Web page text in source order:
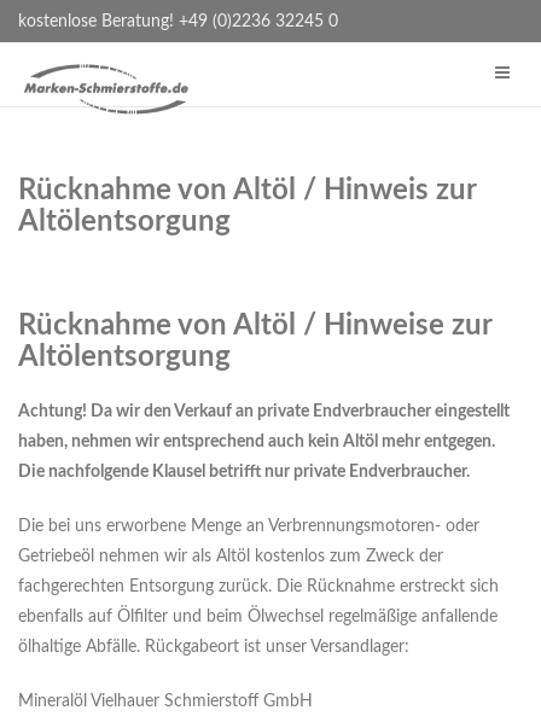
kostenlose Beratung! +49 (0)2236 32245 0
Rücknahme von Altöl / Hinweis zur
Altölentsorgung
Rücknahme von Altöl / Hinweise zur
Altölentsorgung
Achtung! Da wir den Verkauf an private Endverbraucher eingestellt
haben, nehmen wir entsprechend auch kein Altöl mehr entgegen.
Die nachfolgende Klausel betrifft nur private Endverbraucher.
Die bei uns erworbene Menge an Verbrennungsmotoren- oder
Getriebeöl nehmen wir als Altöl kostenlos zum Zweck der
fachgerechten Entsorgung zurück. Die Rücknahme erstreckt sich
ebenfalls auf Ölfilter und beim Ölwechsel regelmäßige anfallende
ölhaltige Abfälle. Rückgabeort ist unser Versandlager:
Mineralöl Vielhauer Schmierstoff GmbH